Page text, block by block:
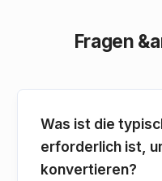
Fragen
Was ist die
erforderlich ist,
konvertieren?